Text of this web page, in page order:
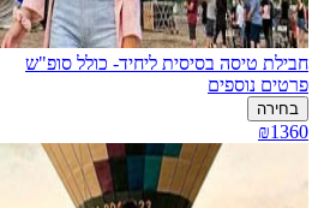
חבילת טיסה בסיסית ליחיד- כולל סופ"ש
פרטים נוספים
בחירה
₪1360